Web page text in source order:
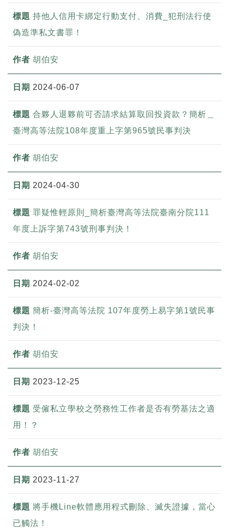
持他人信用卡綁定行動支付、消費_犯刑法行使
偽造準私文書罪！
胡伯安
2024-06-07
合夥人退夥前可否請求結算取回投資款？簡析＿
臺灣高等法院108年度重上字第965號民事判決
胡伯安
2024-04-30
罪疑惟輕原則_簡析臺灣高等法院臺南分院111
年度上訴字第743號刑事判決！
胡伯安
2024-02-02
簡析-臺灣高等法院 107年度勞上易字第1號民事
判決！
胡伯安
2023-12-25
受僱私立學校之勞務性工作者是否有勞基法之適
用！？
胡伯安
2023-11-27
將手機Line軟體應用程式刪除、滅失證據，當心
已觸法！